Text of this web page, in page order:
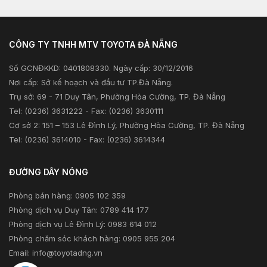
Xã hội
Thông tin khác
CÔNG TY TNHH MTV TOYOTA ĐÀ NẴNG
Số GCNĐKKD: 0401808330. Ngày cấp: 30/12/2016
Nơi cấp: Sở kế hoạch và đầu tư TP.Đà Nẵng.
Trụ sở: 69 - 71 Duy Tân, Phường Hòa Cường, TP. Đà Nẵng
Tel: (0236) 3631222 - Fax: (0236) 3630111
Cơ sở 2: 151 – 153 Lê Đình Lý, Phường Hòa Cường, TP. Đà Nẵng
Tel: (0236) 3614010 - Fax: (0236) 3614344
ĐƯỜNG DÂY NÓNG
Phòng bán hàng: 0905 102 359
Phòng dịch vụ Duy Tân: 0789 414 177
Phòng dịch vụ Lê Đình Lý: 0983 614 012
Phòng chăm sóc khách hàng: 0905 955 204
Email: info@toyotadng.vn